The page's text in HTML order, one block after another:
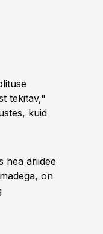
tekitav,"
kuid
hea äriidee
on